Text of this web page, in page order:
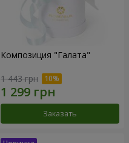
Композиция "Галата"
1 443 грн
Заказать